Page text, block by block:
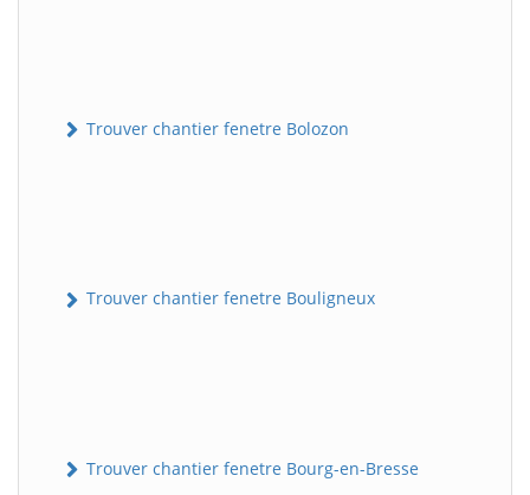
Trouver chantier fenetre Bolozon
Trouver chantier fenetre Bouligneux
Trouver chantier fenetre Bourg-en-Bresse